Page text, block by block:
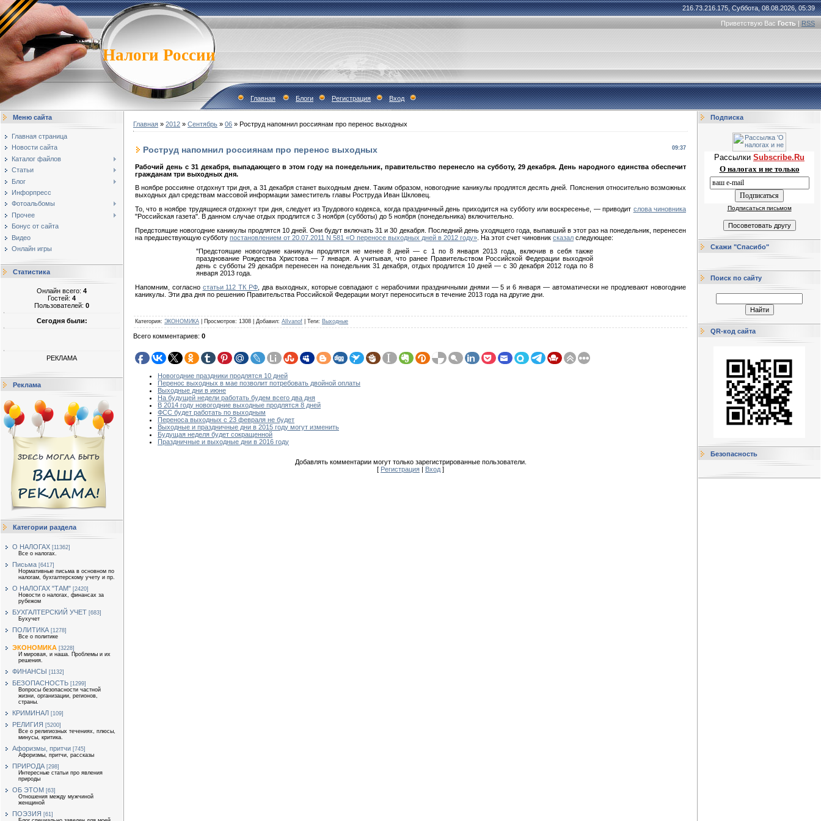
Налоги России
216.73.216.175, Суббота, 08.08.2026, 05:39
Приветствую Вас Гость | RSS
Главная Блоги Регистрация Вход
Меню сайта
Главная страница
Новости сайта
Каталог файлов
Статьи
Блог
Инфорпресс
Фотоальбомы
Прочее
Бонус от сайта
Видео
Онлайн игры
Статистика
Онлайн всего: 4
Гостей: 4
Пользователей: 0
Сегодня были:
РЕКЛАМА
Реклама
Категории раздела
О НАЛОГАХ [11362]
Все о налогах.
Письма [6417]
Нормативные письма в основном по
налогам, бухгалтерскому учету и пр.
О НАЛОГАХ "ТАМ" [2420]
Новости о налогах, финансах за
рубежом
БУХГАЛТЕРСКИЙ УЧЕТ [683]
Бухучет
ПОЛИТИКА [1278]
Все о политике
ЭКОНОМИКА [3228]
И мировая, и наша. Проблемы и их
решения.
ФИНАНСЫ [1132]
БЕЗОПАСНОСТЬ [1299]
Вопросы безопасности частной
жизни, организации, регионов,
страны.
КРИМИНАЛ [109]
РЕЛИГИЯ [5200]
Все о религиозных течениях, плюсы,
минусы, критика.
Афоризмы, притчи [745]
Афоризмы, притчи, рассказы
ПРИРОДА [298]
Интересные статьи про явления
природы
ОБ ЭТОМ [63]
Отношения между мужчиной
женщиной
ПОЭЗИЯ [61]
Главная » 2012 » Сентябрь » 06 » Роструд напомнил россиянам про перенос выходных
09:37
Роструд напомнил россиянам про перенос выходных
Рабочий день с 31 декабря, выпадающего в этом году на понедельник, правительство перенесло на субботу, 29 декабря. День народного единства обеспечит
гражданам три выходных дня.
В ноябре россияне отдохнут три дня, а 31 декабря станет выходным днем. Таким образом, новогодние каникулы продлятся десять дней. Пояснения относительно возможных
выходных дал средствам массовой информации заместитель главы Роструда Иван Шкловец.
То, что в ноябре трудящиеся отдохнут три дня, следует из Трудового кодекса, когда праздничный день приходится на субботу или воскресенье, — приводит слова чиновника
"Российская газета". В данном случае отдых продлится с 3 ноября (субботы) до 5 ноября (понедельника) включительно.
Предстоящие новогодние каникулы продлятся 10 дней. Они будут включать 31 и 30 декабря. Последний день уходящего года, выпавший в этот раз на понедельник, перенесен
на предшествующую субботу постановлением от 20.07.2011 N 581 «О переносе выходных дней в 2012 году» . На этот счет чиновник сказал следующее:
"Предстоящие новогодние каникулы продлятся не менее 8 дней — с 1 по 8 января 2013 года, включив в себя также
празднование Рождества Христова — 7 января. А учитывая, что ранее Правительством Российской Федерации выходной
день с субботы 29 декабря перенесен на понедельник 31 декабря, отдых продлится 10 дней — с 30 декабря 2012 года по 8
января 2013 года.
Напомним, согласно статьи 112 ТК РФ , два выходных, которые совпадают с нерабочими праздничными днями — 5 и 6 января — автоматически не продлевают новогодние
каникулы. Эти два дня по решению Правительства Российской Федерации могут переноситься в течение 2013 года на другие дни.
Категория: ЭКОНОМИКА Просмотров: 1308 Добавил: AlIvanof Теги: Выходные
Всего комментариев: 0
Новогодние праздники продлятся 10 дней
Перенос выходных в мае позволит потребовать двойной оплаты
Выходные дни в июне
На будущей недели работать будем всего два дня
В 2014 году новогодние выходные продлятся 8 дней
ФСС будет работать по выходным
Переноса выходных с 23 февраля не будет
Выходные и праздничные дни в 2015 году могут изменить
Будущая неделя будет сокращенной
Праздничные и выходные дни в 2016 году
Добавлять комментарии могут только зарегистрированные пользователи.
[ Регистрация | Вход ]
Подписка
Рассылки Subscribe.Ru
О налогах и не только
Подписаться письмом
Скажи "Спасибо"
Поиск по сайту
QR-код сайта
Безопасность